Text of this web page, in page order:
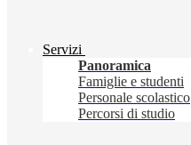
Servizi
Panoramica
Famiglie e studenti
Personale scolastico
Percorsi di studio